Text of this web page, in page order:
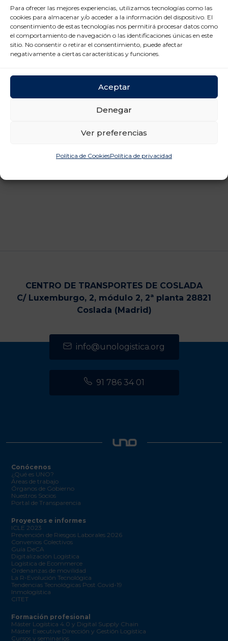
Para ofrecer las mejores experiencias, utilizamos tecnologías como las
cookies para almacenar y/o acceder a la información del dispositivo. El
consentimiento de estas tecnologías nos permitirá procesar datos como
el comportamiento de navegación o las identificaciones únicas en este
sitio. No consentir o retirar el consentimiento, puede afectar
negativamente a ciertas características y funciones.
Aceptar
Denegar
Ver preferencias
Política de CookiesPolítica de privacidad
Prevención Riesgos
Laborales (12)
Relaciones laborales (11)
CENTRO DE TRANSPORTES DE COSLADA
C/ Luxemburgo, 2, módulo 2, 2ª planta 28821
Coslada (Madrid)
info@unologistica.org
91 786 34 01
Conócenos
¿Qué es UNO?
Áreas de trabajo
Órganos de Gobierno
Nuestros Socios
Portal de Transparencia
Proyectos e informes
ICLE 2023
Prevención de Riesgos Laborales 2026
Convenios Colectivos
Guía DeCA
Digitalización Logística
Logística de Ecommerce
Ordenanzas de movilidad
La R-Evolución Tecnológica
Tendencias Tecnológicas Post Covid-19
Inmologística
CITET
Formación profesional
Máster Logística 4.0 y Digital Supply Chain
Máster Executive Dirección y Gestión Logística
Cursos y seminarios